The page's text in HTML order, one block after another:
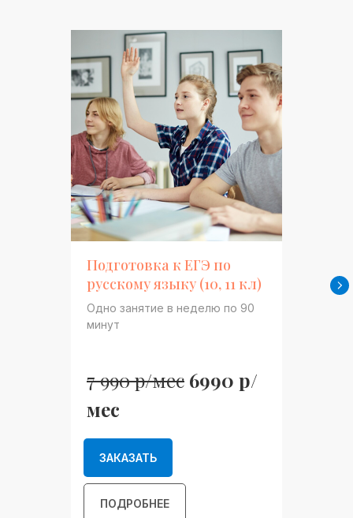
Подготовка к ЕГЭ по
русскому языку (10, 11 кл)
Одно занятие в неделю по 90
минут
7 990 р/мес 6990 р/
мес
ЗАКАЗАТЬ
ПОДРОБНЕЕ